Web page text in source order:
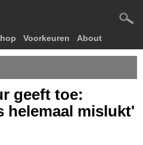
Voorkeuren About
geeft toe:
helemaal mislukt'